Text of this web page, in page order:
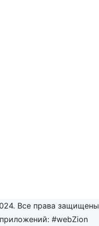
Все права защищены
#webZion